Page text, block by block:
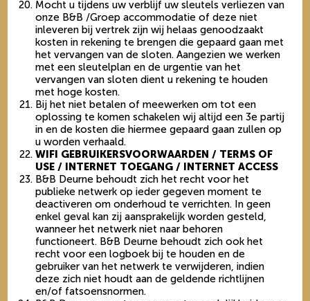
Mocht u tijdens uw verblijf uw sleutels verliezen van
onze B&B /Groep accommodatie of deze niet
inleveren bij vertrek zijn wij helaas genoodzaakt
kosten in rekening te brengen die gepaard gaan met
het vervangen van de sloten. Aangezien we werken
met een sleutelplan en de urgentie van het
vervangen van sloten dient u rekening te houden
met hoge kosten.
Bij het niet betalen of meewerken om tot een
oplossing te komen schakelen wij altijd een 3e partij
in en de kosten die hiermee gepaard gaan zullen op
u worden verhaald.
WIFI GEBRUIKERSVOORWAARDEN / TERMS OF
USE / INTERNET TOEGANG / INTERNET ACCESS
B&B Deurne behoudt zich het recht voor het
publieke netwerk op ieder gegeven moment te
deactiveren om onderhoud te verrichten. In geen
enkel geval kan zij aansprakelijk worden gesteld,
wanneer het netwerk niet naar behoren
functioneert. B&B Deurne behoudt zich ook het
recht voor een logboek bij te houden en de
gebruiker van het netwerk te verwijderen, indien
deze zich niet houdt aan de geldende richtlijnen
en/of fatsoensnormen.